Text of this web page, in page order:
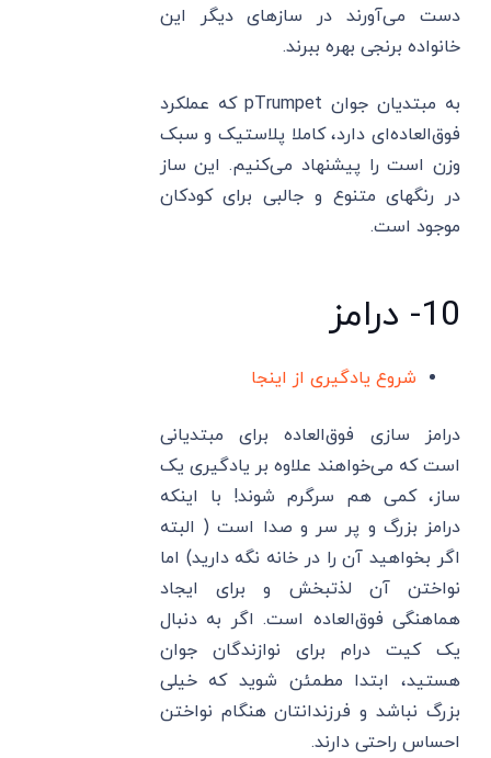
دست می‌آورند در سازهای دیگر این
خانواده برنجی بهره ببرند.
به مبتدیان جوان pTrumpet که عملکرد
فوق‌العاده‌ای دارد، کاملا پلاستیک و سبک
وزن است را پیشنهاد می‌کنیم. این ساز
در رنگهای متنوع و جالبی برای کودکان
موجود است.
10- درامز
شروع یادگیری از اینجا
درامز سازی فوق‌العاده برای مبتدیانی
است که می‌خواهند علاوه بر یادگیری یک
ساز، کمی هم سرگرم شوند! با اینکه
درامز بزرگ و پر سر و صدا است ( البته
اگر بخواهید آن را در خانه نگه دارید) اما
نواختن آن لذتبخش و برای ایجاد
هماهنگی فوق‌العاده است. اگر به دنبال
یک کیت درام برای نوازندگان جوان
هستید، ابتدا مطمئن شوید که خیلی
بزرگ نباشد و فرزندانتان هنگام نواختن
احساس راحتی دارند.